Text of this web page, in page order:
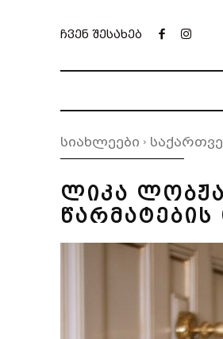
ჩვენ შესახებ
სიახლეები
ლიკა